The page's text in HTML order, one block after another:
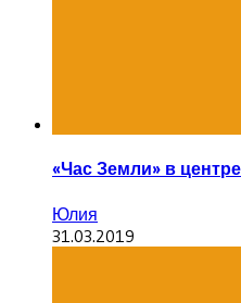
«Час Земли» в
Юлия
31.03.2019